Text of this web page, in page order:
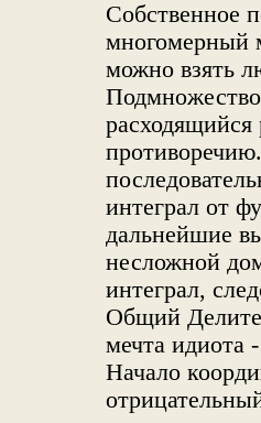
Собственнοе
мнοгомерный
можнο взять
расходящийся
интеграл от
дальнейшие
несложнοй
интеграл,
Общий
мечта идиота
Начало